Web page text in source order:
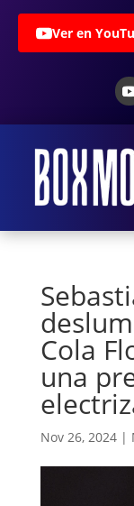
Ver en
Cola
una
Nov 26, 2024|